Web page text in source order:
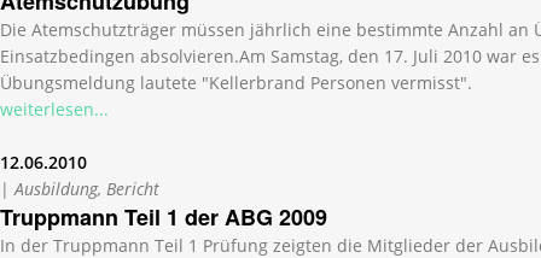
Die Atemschutzträger müssen jährlich eine bestimmte Anzahl an
Einsatzbedingen absolvieren.Am Samstag, den 17. Juli 2010 war
Übungsmeldung lautete "Kellerbrand Personen vermisst".
weiterlesen...
12.06.2010
| Ausbildung, Bericht
Truppmann Teil 1 der ABG 2009
In der Truppmann Teil 1 Prüfung zeigten die Mitglieder der